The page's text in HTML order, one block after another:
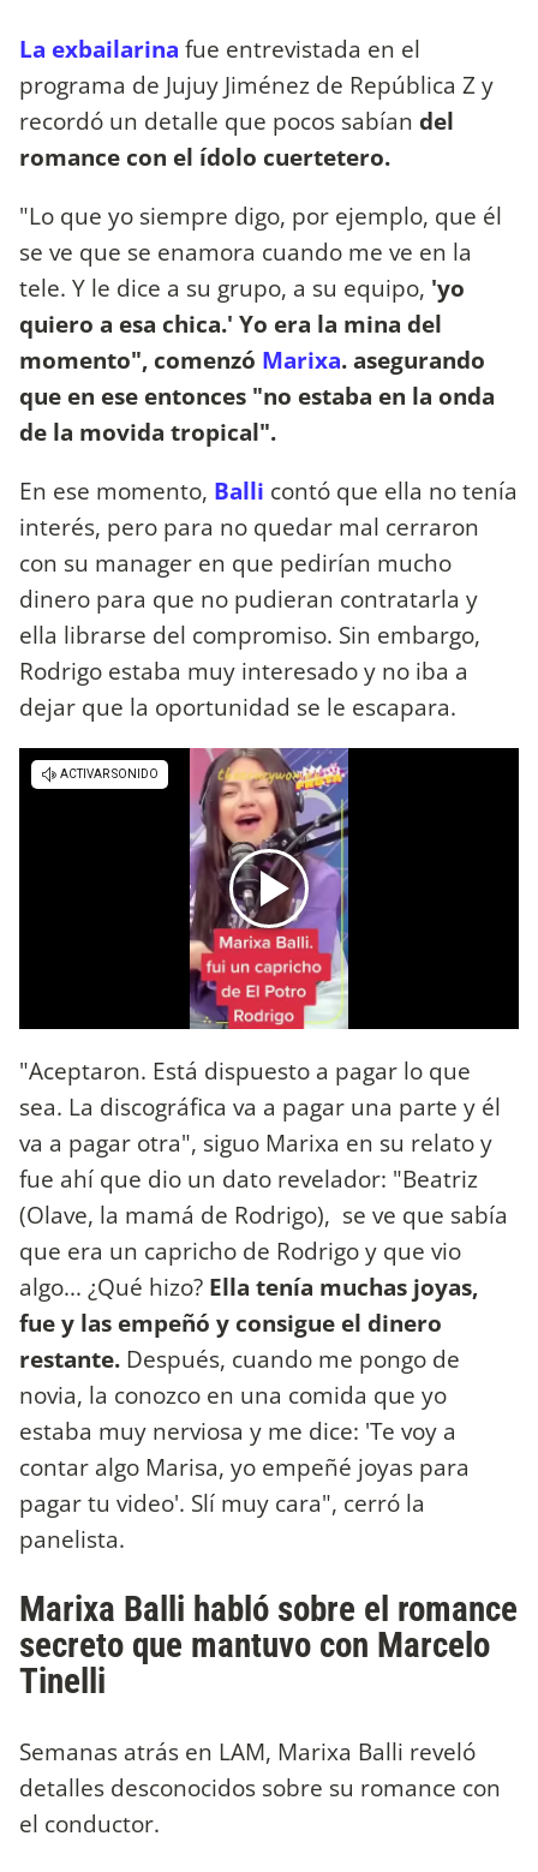
La exbailarina fue entrevistada en el
programa de Jujuy Jiménez de República Z y
recordó un detalle que pocos sabían del
romance con el ídolo cuertetero.
"Lo que yo siempre digo, por ejemplo, que él
se ve que se enamora cuando me ve en la
tele. Y le dice a su grupo, a su equipo, 'yo
quiero a esa chica.' Yo era la mina del
momento", comenzó Marixa. asegurando
que en ese entonces "no estaba en la onda
de la movida tropical".
En ese momento, Balli contó que ella no tenía
interés, pero para no quedar mal cerraron
con su manager en que pedirían mucho
dinero para que no pudieran contratarla y
ella librarse del compromiso. Sin embargo,
Rodrigo estaba muy interesado y no iba a
dejar que la oportunidad se le escapara.
"Aceptaron. Está dispuesto a pagar lo que
sea. La discográfica va a pagar una parte y él
va a pagar otra", siguo Marixa en su relato y
fue ahí que dio un dato revelador: "Beatriz
(Olave, la mamá de Rodrigo), se ve que sabía
que era un capricho de Rodrigo y que vio
algo... ¿Qué hizo? Ella tenía muchas joyas,
fue y las empeñó y consigue el dinero
restante. Después, cuando me pongo de
novia, la conozco en una comida que yo
estaba muy nerviosa y me dice: 'Te voy a
contar algo Marisa, yo empeñé joyas para
pagar tu video'. Slí muy cara", cerró la
panelista.
Marixa Balli habló sobre el romance
secreto que mantuvo con Marcelo
Tinelli
Semanas atrás en LAM, Marixa Balli reveló
detalles desconocidos sobre su romance con
el conductor.